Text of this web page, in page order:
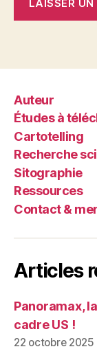
Auteur
Études à
Cartotelling
Recherche
Sitographie
Ressources
Contact &
Articles
Panoramax,
cadre US !
22 octobre 2025